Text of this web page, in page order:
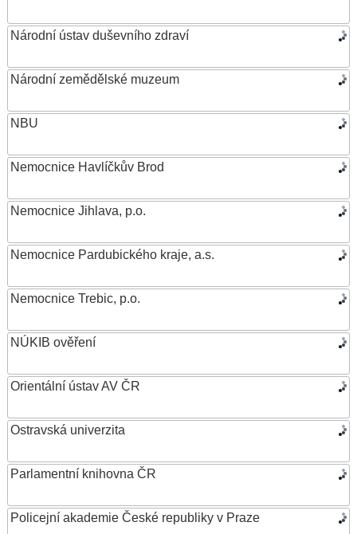
Národní ústav duševního zdraví
Národní zemědělské muzeum
NBU
Nemocnice Havlíčkův Brod
Nemocnice Jihlava, p.o.
Nemocnice Pardubického kraje, a.s.
Nemocnice Trebic, p.o.
NÚKIB ověření
Orientální ústav AV ČR
Ostravská univerzita
Parlamentní knihovna ČR
Policejní akademie České republiky v Praze